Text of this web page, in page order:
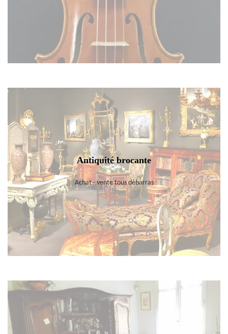
Antiquité brocante
Achat - vente tous débarras